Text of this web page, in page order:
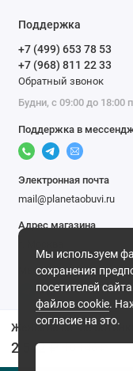
2 542 ₽ 10 146 ₽
Мы используем
сохранения
посетителей
файлов cookie.
согласие на это.
Поддержка
+7 (499) 653 78 53
+7 (968) 811 22 33
Обратный звонок
Будни, с 09:00 до 18:00
Поддержка в
Электронная почта
mail@planetaobuvi.ru
Адрес магазина
Мы в сети